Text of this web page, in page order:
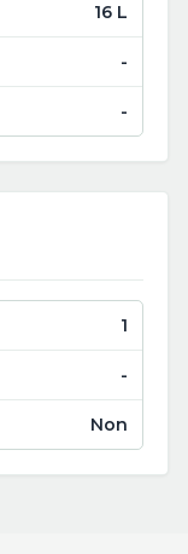
16 L
-
-
1
-
Non